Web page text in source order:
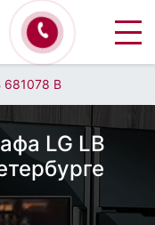
681078 B
LG LB